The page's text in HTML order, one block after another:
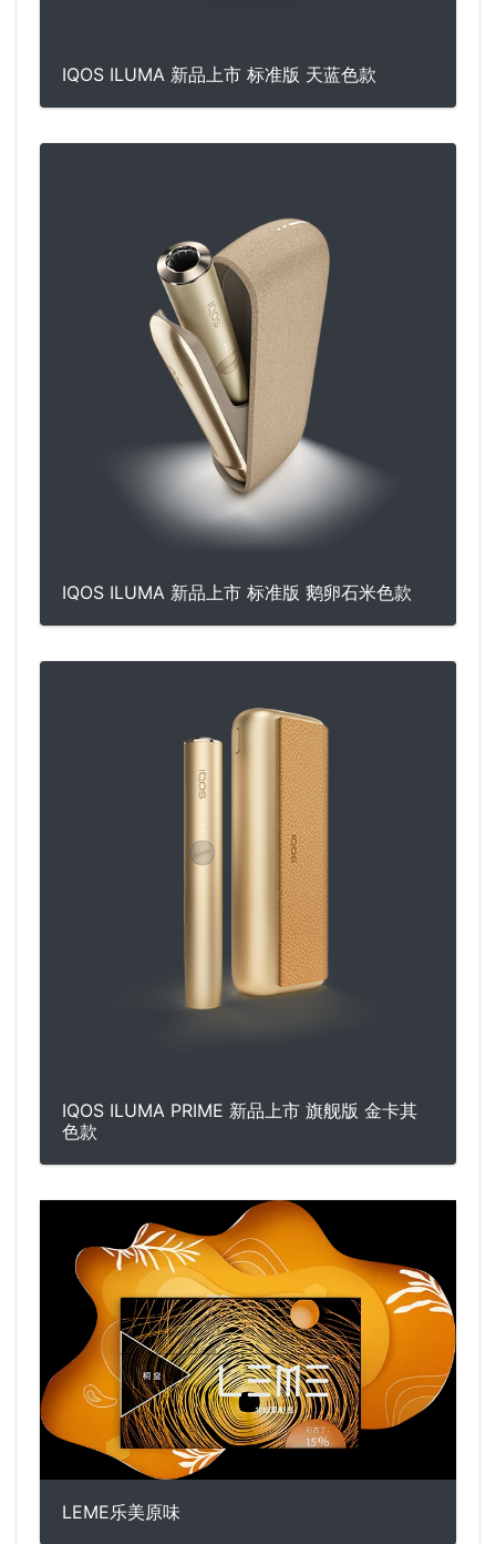
IQOS ILUMA 新品上市 标准版 天蓝色款
IQOS ILUMA 新品上市 标准版 鹅卵石米色款
IQOS ILUMA PRIME 新品上市 旗舰版 金卡其
色款
LEME乐美原味